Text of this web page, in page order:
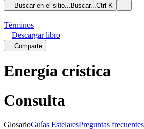
Buscar en el sitio... Buscar...Ctrl K
Términos
Descargarlibro
Comparte
Energía crística
Consulta
GlosarioGuías EstelaresPreguntas frecuentes